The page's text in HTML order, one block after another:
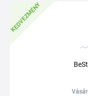
KEDVEZMÉNY